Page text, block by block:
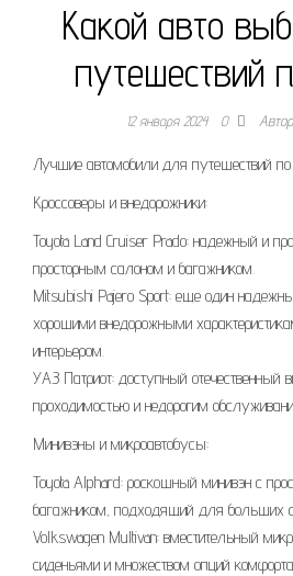
Какой авто
путешествий
12 января 2024 0 Автор
Лучшие автомобили для путешествий по
Кроссоверы и внедорожники:
Toyota Land Cruiser Prado: надежный и
просторным салоном и багажником.
Mitsubishi Pajero Sport: еще один
хорошими внедорожными
интерьером.
УАЗ Патриот: доступный отечественный
проходимостью и недорогим
Минивэны и микроавтобусы:
Toyota Alphard: роскошный минивэн с
багажником, подходящий для больших
Volkswagen Multivan: вместительный
сиденьями и множеством опций